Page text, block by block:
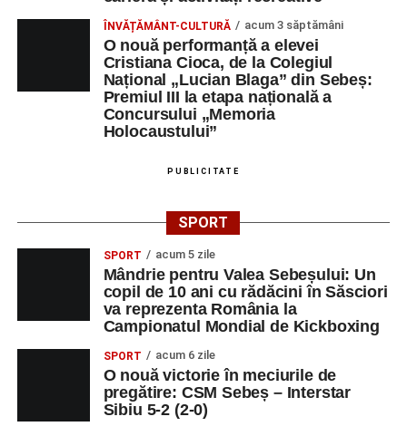
didactică, dinamica diferențelor, participarea și luarea
deciziilor, comunitatea Sinaxa Educațională își propune
să revină la întrebările fundamentale despre valorile care
stau la baza actului educațional și despre rolul
profesorului în formarea caracterului tinerilor.
profesori, dedicată susținerii unei educații centrate pe
valorile creștin-ortodoxe și pe formarea caracterului
elevilor. Născută din experiența duhovnicească și
formativă a Mănăstirii Oașa, Sinaxa își propune să
sprijine profesorii în regăsirea motivației interioare,
oferindu-le nu doar instrumente metodice actuale, ci și
vocația pedagogică autentică.
ÎNVĂȚĂMÂNT-CULTURĂ acum 3 săptămâni
O nouă performanță a elevei
Cristiana Cioca, de la Colegiul
Național „Lucian Blaga” din Sebeș:
Premiul III la etapa națională a
Concursului „Memoria
Holocaustului”
PUBLICITATE
SPORT
SPORT acum 5 zile
Mândrie pentru Valea Sebeșului: Un
copil de 10 ani cu rădăcini în Săsciori
va reprezenta România la
Campionatul Mondial de Kickboxing
SPORT acum 6 zile
O nouă victorie în meciurile de
pregătire: CSM Sebeș – Interstar
Sibiu 5-2 (2-0)